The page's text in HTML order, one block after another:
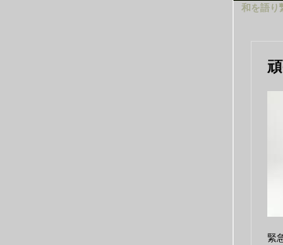
和を語り
緊